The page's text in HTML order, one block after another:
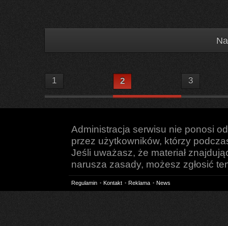
1 2 3
Administracja serwisu nie ponosi
przez użytkowników, którzy
Jeśli uważasz, że materiał
narusza zasady, możesz zgłosić
Regulamin Kontakt Reklama News